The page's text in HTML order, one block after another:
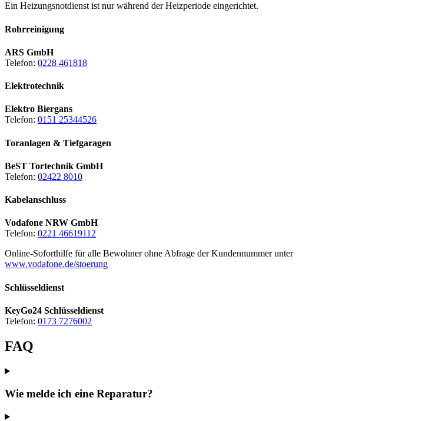
Ein Heizungsnotdienst ist nur während der Heizperiode eingerichtet.
Rohrreinigung
ARS GmbH
Telefon: 0228 461818
Elektrotechnik
Elektro Biergans
Telefon: 0151 25344526
Toranlagen & Tiefgaragen
BeST Tortechnik GmbH
Telefon: 02422 8010
Kabelanschluss
Vodafone NRW GmbH
Telefon: 0221 46619112
Online-Soforthilfe für alle Bewohner ohne Abfrage der Kundennummer unter
www.vodafone.de/stoerung
Schlüsseldienst
KeyGo24 Schlüsseldienst
Telefon: 0173 7276002
FAQ
Wie melde ich eine Reparatur?